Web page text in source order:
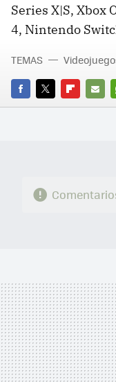
Series X|S, Xbox
4, Nintendo
FACEBOOK
TWITTERFLIPBOARD
E-
TEMAS